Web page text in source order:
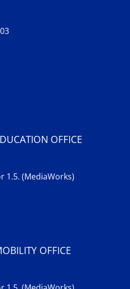
OFFICE
1.5. (MediaWorks)
OFFICE